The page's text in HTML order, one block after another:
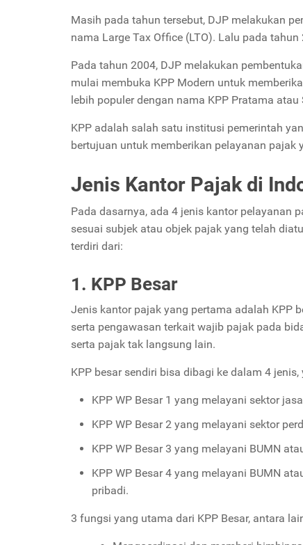
Masih pada tahun tersebut, DJP melakukan
nama Large Tax Office (LTO). Lalu pada
Pada tahun 2004, DJP melakukan
mulai membuka KPP Modern untuk
lebih populer dengan nama KPP Pratama atau
KPP adalah salah satu institusi pemerintah
bertujuan untuk memberikan pelayanan
Jenis Kantor Pajak di
Pada dasarnya, ada 4 jenis kantor pelayanan
sesuai subjek atau objek pajak yang telah
terdiri dari:
1. KPP Besar
Jenis kantor pajak yang pertama adalah KPP
serta pengawasan terkait wajib pajak pada
serta pajak tak langsung lain.
KPP besar sendiri bisa dibagi ke dalam 4 jenis,
KPP WP Besar 1 yang melayani sektor
KPP WP Besar 2 yang melayani sektor
KPP WP Besar 3 yang melayani BUMN
KPP WP Besar 4 yang melayani BUMN
pribadi.
3 fungsi yang utama dari KPP Besar, antara